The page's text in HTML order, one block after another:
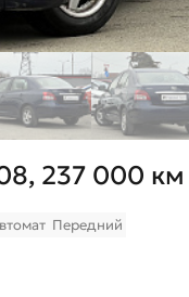
237 000 км
Передний